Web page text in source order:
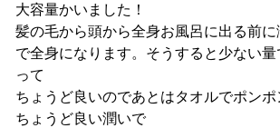
大容量かいました！
髪の毛から頭から全身お風呂に出る前に
で全身になります。そうすると少ない
って
ちょうど良いのであとはタオルでポンポ
ちょうど良い潤いで